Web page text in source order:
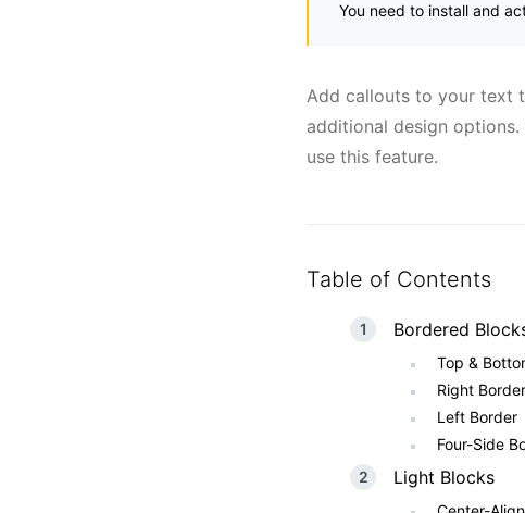
You need to install and
Add callouts to your text
additional design
use this feature.
Table of Contents
Bordered
Top &
Right Border
Left Border
Four-Side
Light Blocks